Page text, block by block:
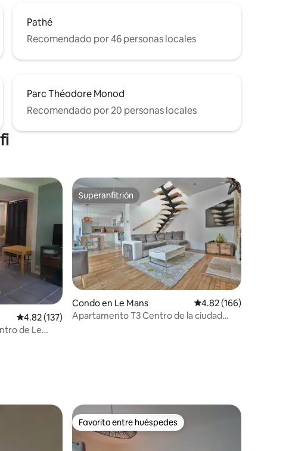
Pathé
Recomendado por 46 personas locales
Parc Théodore Monod
Recomendado por 20 personas locales
Calificación promedio: 4.82 de 5, 137 reseñas
4.82 (137)
de Le
Superanfitrión
Superanfitrión
Condo en Le Mans Calificación promedio:
4.82 (166)
Apartamento T3 Centro de la ciudad
Favorito entre huéspedes
Favorito entre huéspedes